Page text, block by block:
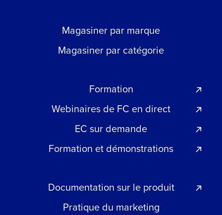
Magasiner par marque
Magasiner par catégorie
Formation
Webinaires de FC en direct
EC sur demande
Formation et démonstrations
Documentation sur le produit
Pratique du marketing